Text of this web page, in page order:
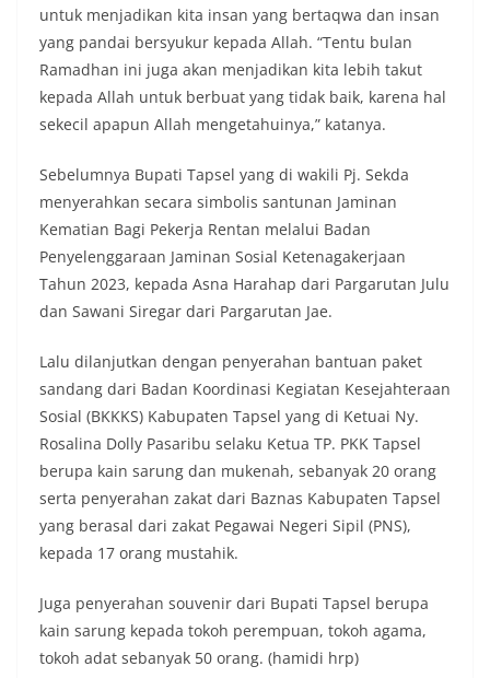
untuk menjadikan kita insan yang bertaqwa dan insan
yang pandai bersyukur kepada Allah. “Tentu bulan
Ramadhan ini juga akan menjadikan kita lebih takut
kepada Allah untuk berbuat yang tidak baik, karena hal
sekecil apapun Allah mengetahuinya,” katanya.
Sebelumnya Bupati Tapsel yang di wakili Pj. Sekda
menyerahkan secara simbolis santunan Jaminan
Kematian Bagi Pekerja Rentan melalui Badan
Penyelenggaraan Jaminan Sosial Ketenagakerjaan
Tahun 2023, kepada Asna Harahap dari Pargarutan Julu
dan Sawani Siregar dari Pargarutan Jae.
Lalu dilanjutkan dengan penyerahan bantuan paket
sandang dari Badan Koordinasi Kegiatan Kesejahteraan
Sosial (BKKKS) Kabupaten Tapsel yang di Ketuai Ny.
Rosalina Dolly Pasaribu selaku Ketua TP. PKK Tapsel
berupa kain sarung dan mukenah, sebanyak 20 orang
serta penyerahan zakat dari Baznas Kabupaten Tapsel
yang berasal dari zakat Pegawai Negeri Sipil (PNS),
kepada 17 orang mustahik.
Juga penyerahan souvenir dari Bupati Tapsel berupa
kain sarung kepada tokoh perempuan, tokoh agama,
tokoh adat sebanyak 50 orang. (hamidi hrp)